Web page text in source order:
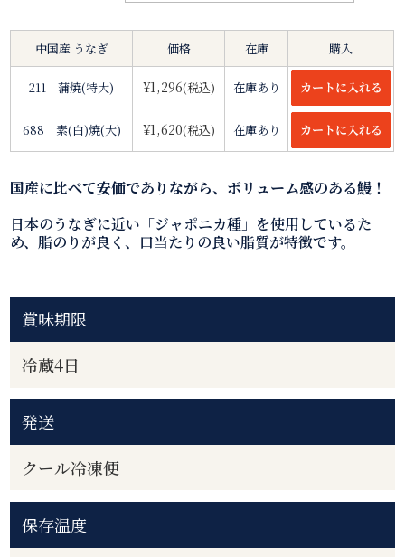
中国産 うなぎ 価格 在庫 購入
211 蒲焼(特大) ¥1,296(税込) 在庫あり
688 素(白)焼(大) ¥1,620(税込) 在庫あり
国産に比べて安価でありながら、ボリューム感のある鰻！
日本のうなぎに近い「ジャポニカ種」を使用しているた
め、脂のりが良く、口当たりの良い脂質が特徴です。
賞味期限
冷蔵4日
発送
クール冷凍便
保存温度